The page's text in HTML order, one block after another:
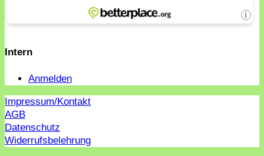
Intern
Anmelden
Impressum/Kontakt
AGB
Datenschutz
Widerrufsbelehrung